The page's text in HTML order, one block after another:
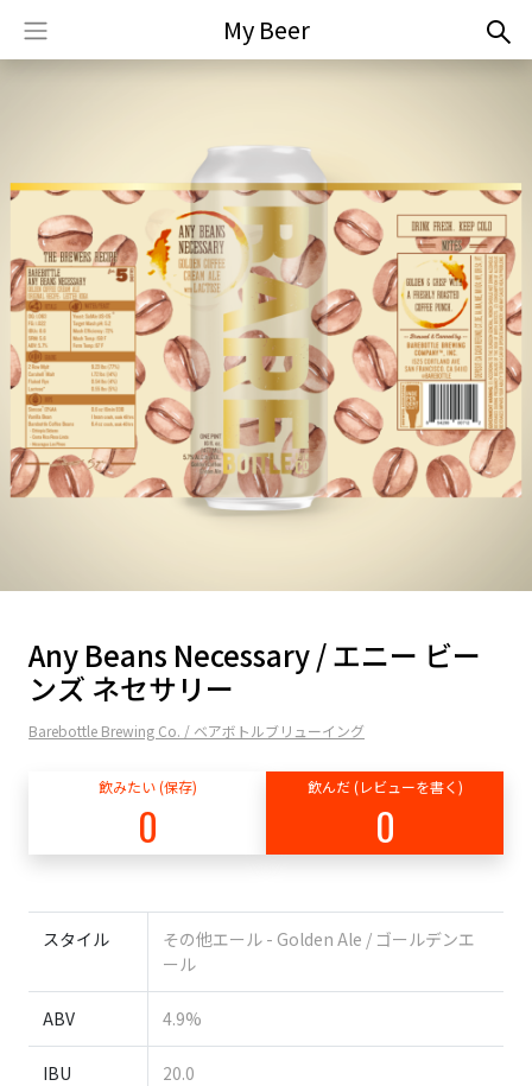
My Beer
Any Beans Necessary / エニー ビー
ンズ ネセサリー
Barebottle Brewing Co. / ベアボトルブリューイング
飲みたい (保存)
0
飲んだ (レビューを書く)
0
スタイル
その他エール - Golden Ale / ゴールデンエ
ール
ABV 4.9%
IBU 20.0